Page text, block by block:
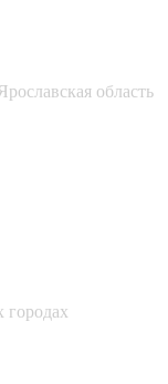
область
городах